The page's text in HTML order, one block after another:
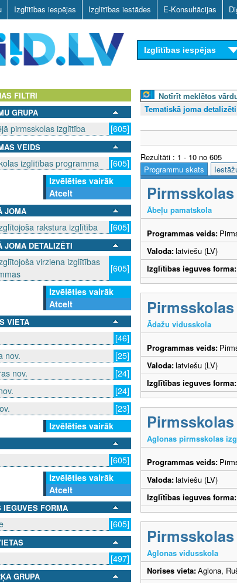
Skip
to
main
content
Izglītības iespējas Izglītības iestādes E-Konsultācijas
Izglītības iespējas
FILTRI
GRUPA
pirmsskolas izglītība [605]
VEIDS
izglītības programma
[605]
Izvēlēties vairāk
Atcelt
JOMA
rakstura izglītība [605]
JOMA DETALIZĒTI
virziena izglītības
[605]
Izvēlēties vairāk
Atcelt
VIETA
[46]
nov.
[25]
nov.
[24]
[24]
[23]
Izvēlēties vairāk
[605]
Izvēlēties vairāk
Atcelt
IEGUVES FORMA
[605]
[497]
GRUPA
Notīrīt meklētos
Tematiskā joma
Rezultāti : 1 - 10 no 605
Programmu skats
Ābeļu pamatskola
Programmas veids:
Valoda:latviešu (LV)
Izglītības ieguves forma:
Ādažu vidusskola
Programmas veids:
Valoda:latviešu (LV)
Izglītības ieguves forma:
Aglonas pirmsskolas
Programmas veids:
Valoda:latviešu (LV)
Izglītības ieguves forma:
Aglonas vidusskola
Norises vieta:Aglona,